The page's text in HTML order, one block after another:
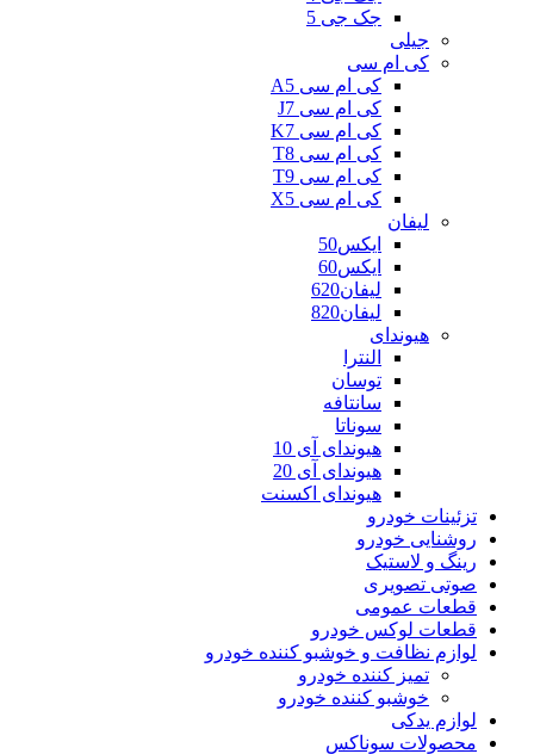
جک جی 5
جیلی
کی ام سی
کی ام سی A5
کی ام سی J7
کی ام سی K7
کی ام سی T8
کی ام سی T9
کی ام سی X5
لیفان
ایکس50
ایکس60
لیفان620
لیفان820
هیوندای
النترا
توسان
سانتافه
سوناتا
هیوندای آی 10
هیوندای آی 20
هیوندای اکسنت
تزئینات خودرو
روشنایی خودرو
رینگ و لاستیک
صوتی تصویری
قطعات عمومی
قطعات لوکس خودرو
لوازم نظافت و خوشبو کننده خودرو
تمیز کننده خودرو
خوشبو کننده خودرو
لوازم یدکی
محصولات سوناکس